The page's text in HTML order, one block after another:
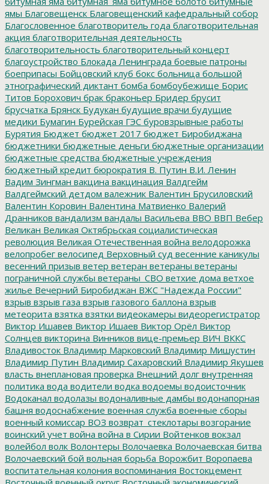
ямы Благовещенск Благовещенский кафедральный собор
Благословенное благотворитель года благотворительная
акция благотворительная деятельность
благотворительность благотворительный концерт
благоустройство Блокада Ленинграда боевые патроны
боеприпасы Бойцовский клуб бокс больница большой
этнографический диктант бомба бомбоубежище Борис
Титов Борохович брак браконьер Бридер брусит
брусчатка Брянск Будукан будущие врачи будущие
медики Бумагин Бурейская ГЭС буровзрывные работы
Бурятия Бюджет бюджет 2017 бюджет Биробиджана
бюджетники бюджетные деньги бюджетные организации
бюджетные средства бюджетные учреждения
бюджетный кредит бюрократия В. Путин В.И. Ленин
Вадим Зингман вакцина вакцинация Валдгейм
Валдгеймский детдом валежник Валентин Брусиловский
Валентин Коровин Валентина Матвиенко Валерий
Дранников вандализм вандалы Васильева ВВО ВВП Вебер
Великан Великая Октябрьская социалистическая
революция Великая Отечественная война велодорожка
велопробег велосипед Верховный суд весенние каникулы
весенний призыв ветер ветеран ветераны ветераны
пограничной службы ветераны_СВО ветхие дома ветхое
жилье Вечерний Биробиджан ВЖС "Надежда России"
взрыв взрыв газа взрыв газового баллона взрыв
метеорита взятка взятки видеокамеры видеорегистратор
Виктор Ишавев Виктор Ишаев Виктор Орёл Виктор
Солнцев викторина Винников вице-премьер ВИЧ ВККС
Владивосток Владимир Марковский Владимир Мишустин
Владимир Путин Владимир Сахаровский Владимир Якушев
власть внеплановая проверка Внешний долг внутренняя
политика вода водители водка водоемы водоисточник
Водоканал водолазы водоналивные дамбы водонапорная
башня водоснабжение военная служба военные сборы
военный комиссар ВОЗ возврат_стеклотары возгорание
воинский учет война война в Сирии Войтенков вокзал
волейбол волк Волонтеры Волочаевка Волочаевская битва
Волочаевский бой вольная борьба Ворожбит Воропаева
воспитательная колония воспоминания Востокцемент